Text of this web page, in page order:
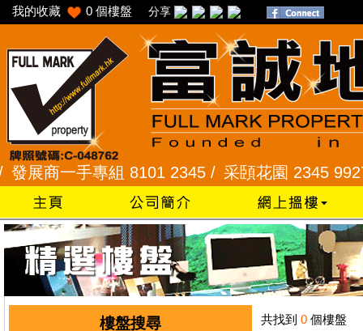
我的收藏 0 個樓盤 分享
商一手專組 8101 2345 /采頣花園 2345 9927 /
樓盤搜尋 共找到 0 個樓盤